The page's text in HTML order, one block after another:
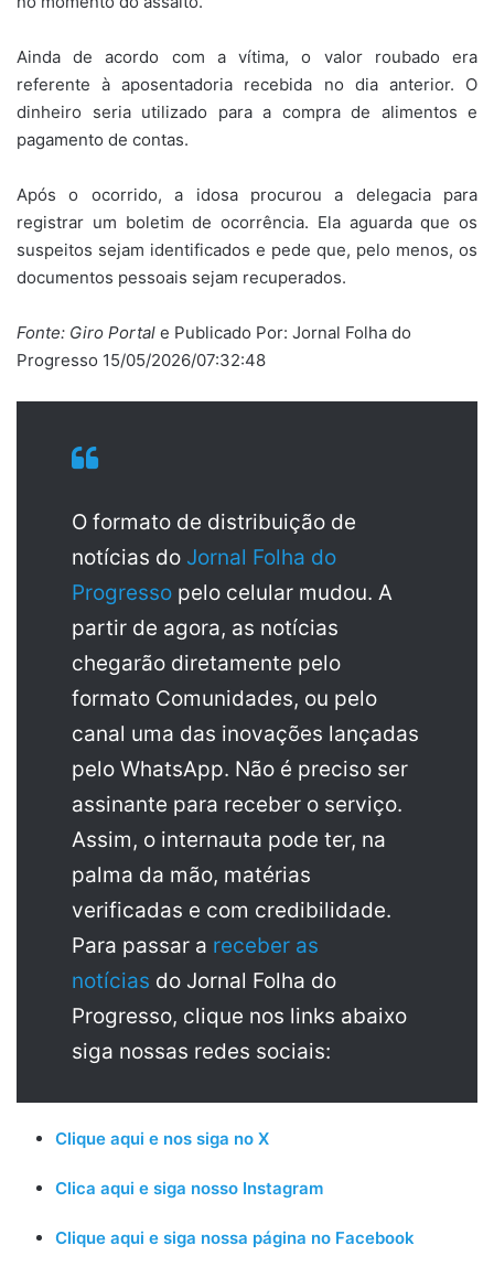
Ainda de acordo com a vítima, o valor roubado era
referente à aposentadoria recebida no dia anterior. O
dinheiro seria utilizado para a compra de alimentos e
pagamento de contas.
Após o ocorrido, a idosa procurou a delegacia para
registrar um boletim de ocorrência. Ela aguarda que os
suspeitos sejam identificados e pede que, pelo menos, os
documentos pessoais sejam recuperados.
Fonte: Giro Portal e Publicado Por: Jornal Folha do
Progresso 15/05/2026/07:32:48
O formato de distribuição de
notícias do Jornal Folha do
Progresso pelo celular mudou. A
partir de agora, as notícias
chegarão diretamente pelo
formato Comunidades, ou pelo
canal uma das inovações lançadas
pelo WhatsApp. Não é preciso ser
assinante para receber o serviço.
Assim, o internauta pode ter, na
palma da mão, matérias
verificadas e com credibilidade.
Para passar a receber as
notícias do Jornal Folha do
Progresso, clique nos links abaixo
siga nossas redes sociais:
Clique aqui e nos siga no X
Clica aqui e siga nosso Instagram
Clique aqui e siga nossa página no Facebook